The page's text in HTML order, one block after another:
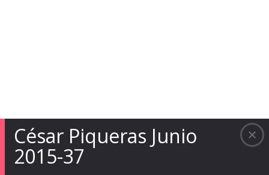
César Piqueras Junio
2015-37